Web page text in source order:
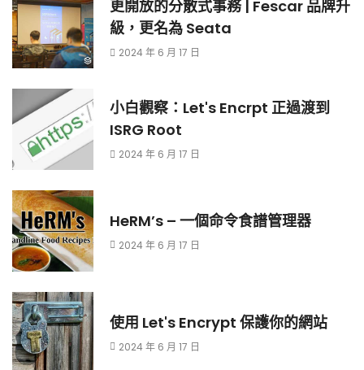
更開放的分散式事務 | Fescar 品牌升
級，更名為 Seata
2024 年 6 月 17 日
小白觀察：Let's Encrpt 正過渡到
ISRG Root
2024 年 6 月 17 日
HeRM’s – 一個命令食譜管理器
2024 年 6 月 17 日
使用 Let's Encrypt 保護你的網站
2024 年 6 月 17 日